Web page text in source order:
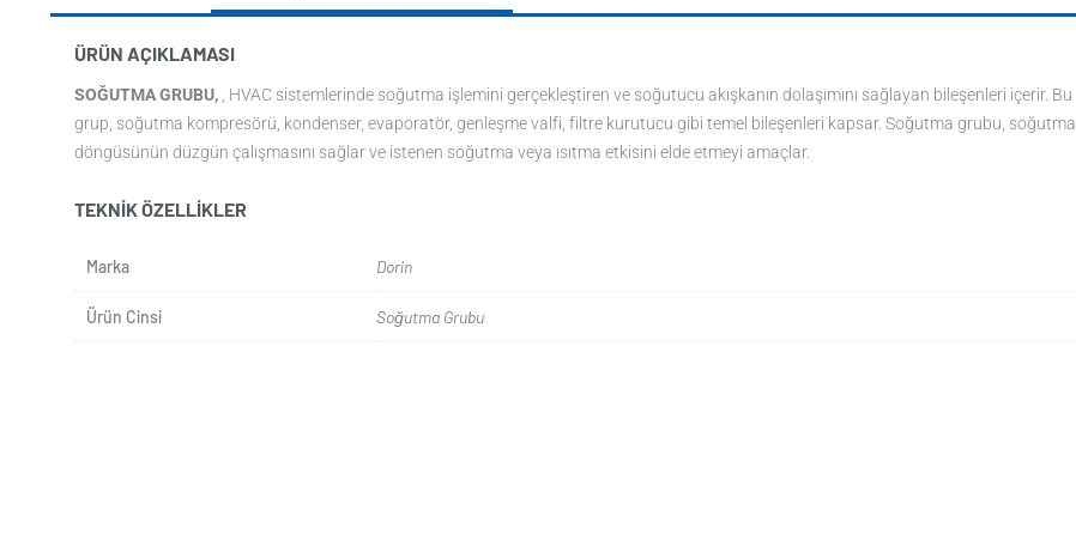
ÜRÜN AÇIKLAMASI
SOĞUTMA GRUBU, , HVAC sistemlerinde soğutma işlemini gerçekleştiren ve soğutucu akışkanın dolaşımını sağlayan bileşenleri içerir. Bu
grup, soğutma kompresörü, kondenser, evaporatör, genleşme valfi, filtre kurutucu gibi temel bileşenleri kapsar. Soğutma grubu, soğutma
döngüsünün düzgün çalışmasını sağlar ve istenen soğutma veya ısıtma etkisini elde etmeyi amaçlar.
TEKNIK ÖZELLIKLER
Marka Dorin
Ürün Cinsi Soğutma Grubu